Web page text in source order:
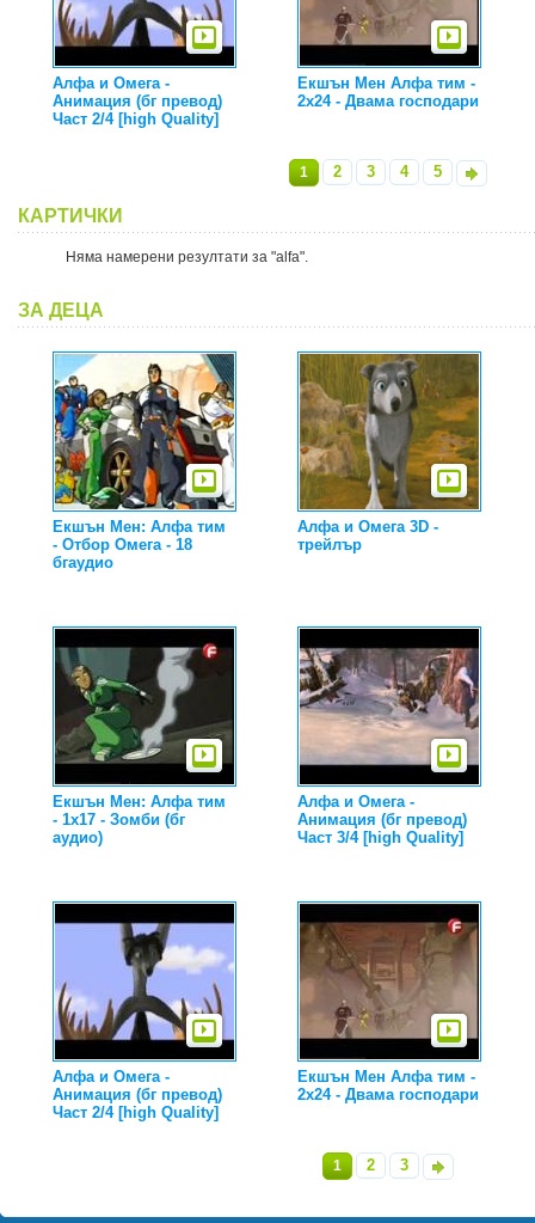
Алфа и Омега -
Анимация (бг превод)
Част 2/4 [high Quality]
Екшън Мен Алфа тим -
2x24 - Двама господари
1 2 3 4 5»
КАРТИЧКИ
Няма намерени резултати за "alfa".
ЗА ДЕЦА
Екшън Мен: Алфа тим
- Отбор Омега - 18
бгаудио
Алфа и Омега 3D -
трейлър
Екшън Мен: Алфа тим
- 1x17 - Зомби (бг
аудио)
Алфа и Омега -
Анимация (бг превод)
Част 3/4 [high Quality]
Алфа и Омега -
Анимация (бг превод)
Част 2/4 [high Quality]
Екшън Мен Алфа тим -
2x24 - Двама господари
1 2 3»